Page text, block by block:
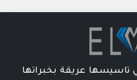
عريقة بخبراتها